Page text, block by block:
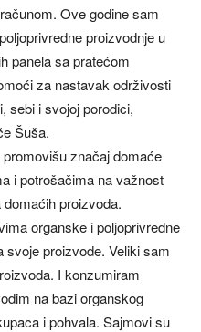
Ove godine sam
proizvodnje u
panela sa pratećom
za nastavak održivosti
sebi i svojoj porodici,
Šuša.
značaj domaće
i potrošačima na važnost
proizvoda.
organske i poljoprivredne
svoje proizvode. Veliki sam
I konzumiram
na bazi organskog
i pohvala. Sajmovi su